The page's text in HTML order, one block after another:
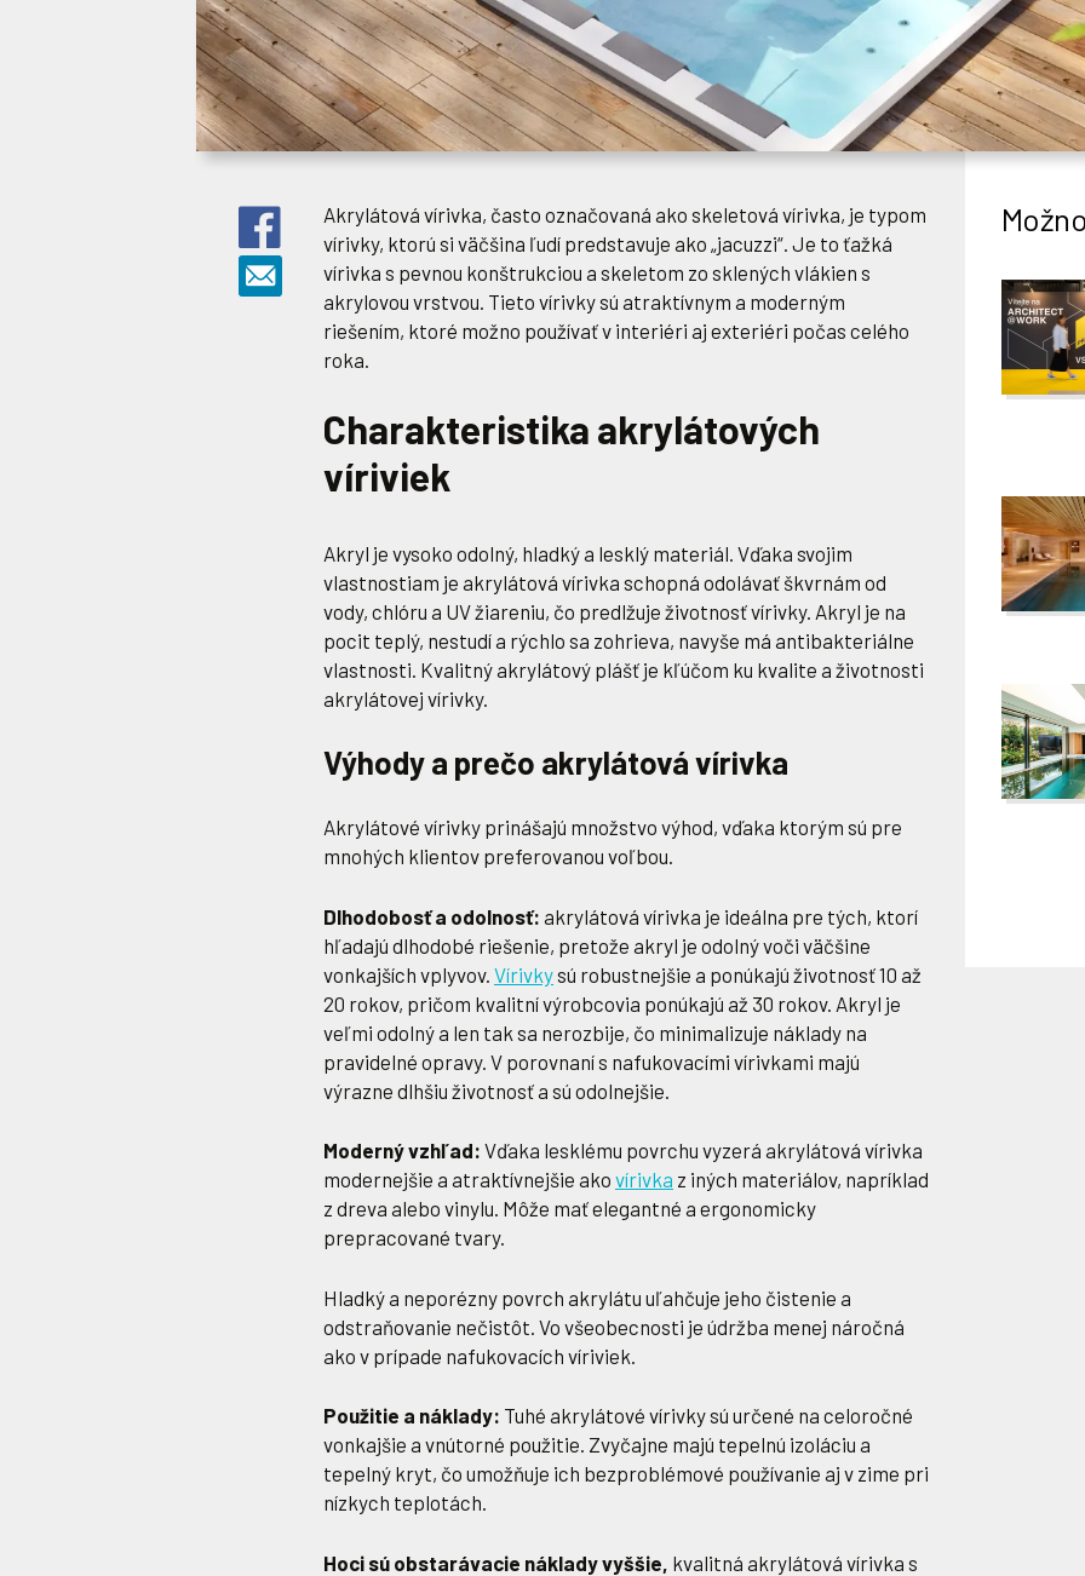
Akrylátová vírivka, často označovaná ako skeletová vírivka, je typom
vírivky, ktorú si väčšina ľudí predstavuje ako „jacuzzi“. Je to ťažká
vírivka s pevnou konštrukciou a skeletom zo sklených vlákien s
akrylovou vrstvou. Tieto vírivky sú atraktívnym a moderným
riešením, ktoré možno používať v interiéri aj exteriéri počas celého
roka.
Charakteristika akrylátových
víriviek
Akryl je vysoko odolný, hladký a lesklý materiál. Vďaka svojim
vlastnostiam je akrylátová vírivka schopná odolávať škvrnám od
vody, chlóru a UV žiareniu, čo predlžuje životnosť vírivky. Akryl je na
pocit teplý, nestudí a rýchlo sa zohrieva, navyše má antibakteriálne
vlastnosti. Kvalitný akrylátový plášť je kľúčom ku kvalite a životnosti
akrylátovej vírivky.
Výhody a prečo akrylátová vírivka
Akrylátové vírivky prinášajú množstvo výhod, vďaka ktorým sú pre
mnohých klientov preferovanou voľbou.
Dlhodobosť a odolnosť: akrylátová vírivka je ideálna pre tých, ktorí
hľadajú dlhodobé riešenie, pretože akryl je odolný voči väčšine
vonkajších vplyvov. Vírivkysú robustnejšie a ponúkajú životnosť 10 až
20 rokov, pričom kvalitní výrobcovia ponúkajú až 30 rokov. Akryl je
veľmi odolný a len tak sa nerozbije, čo minimalizuje náklady na
pravidelné opravy. V porovnaní s nafukovacími vírivkami majú
výrazne dlhšiu životnosť a sú odolnejšie.
Moderný vzhľad: Vďaka lesklému povrchu vyzerá akrylátová vírivka
modernejšie a atraktívnejšie ako vírivka z iných materiálov, napríklad
z dreva alebo vinylu. Môže mať elegantné a ergonomicky
prepracované tvary.
Hladký a neporézny povrch akrylátu uľahčuje jeho čistenie a
odstraňovanie nečistôt. Vo všeobecnosti je údržba menej náročná
ako v prípade nafukovacích víriviek.
Použitie a náklady: Tuhé akrylátové vírivky sú určené na celoročné
vonkajšie a vnútorné použitie. Zvyčajne majú tepelnú izoláciu a
tepelný kryt, čo umožňuje ich bezproblémové používanie aj v zime pri
nízkych teplotách.
Hoci sú obstarávacie náklady vyššie, kvalitná akrylátová vírivka s